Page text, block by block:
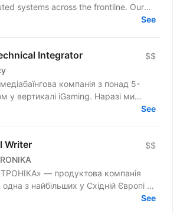
systems across the frontline. Our
critical, deeply technical...
See
Integrator $$
компанія з понад 5-
у вертикалі iGaming. Наразі ми
Integrator, який вміє вести
See
Writer $$
— продуктова компанія
з найбільших у Східній Європі в
та виробництва вимірювальних
See